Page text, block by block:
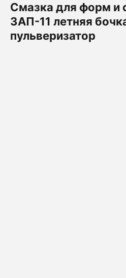
Смазка для форм и
ЗАП-11 летняя
пульверизатор